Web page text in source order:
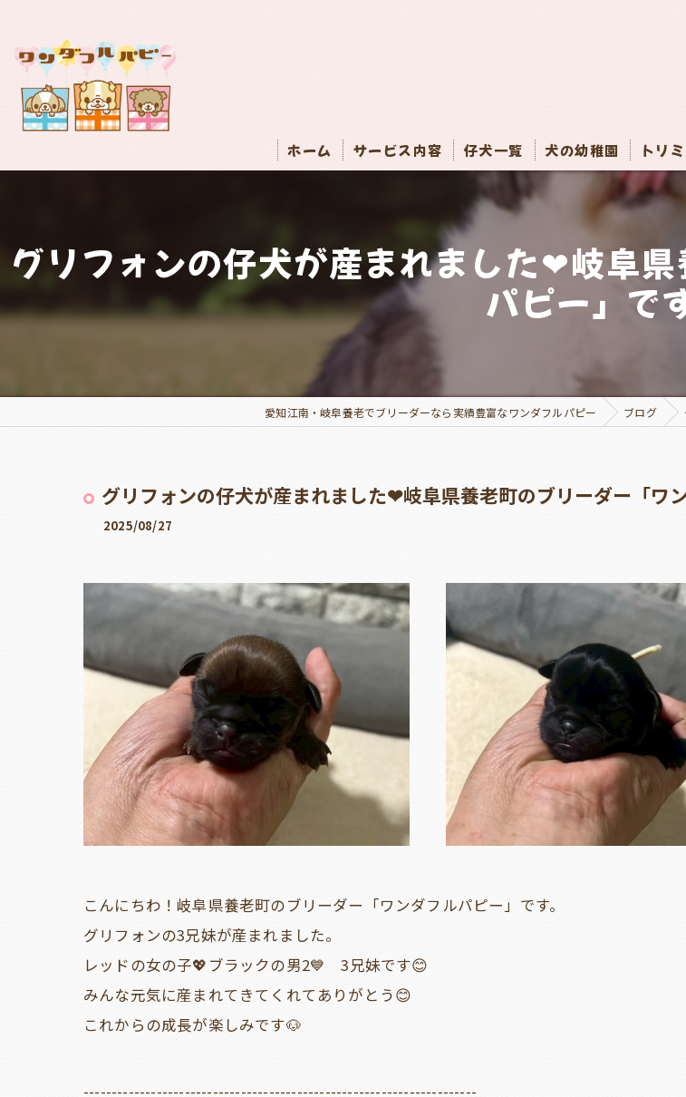
ホーム サービス内容 仔犬一覧 犬の幼稚園 トリ
グリフォンの仔犬が産まれました❤岐阜
パピー」で
愛知江南・岐阜養老でブリーダーなら実績豊富なワンダフルパピー ブログ
グリフォンの仔犬が産まれました❤岐阜県養老町のブリーダー「ワ
2025/08/27
こんにちわ！岐阜県養老町のブリーダー「ワンダフルパピー」です。
グリフォンの3兄妹が産まれました。
レッドの女の子💖ブラックの男2💙 3兄妹です😊
みんな元気に産まれてきてくれてありがとう😊
これからの成長が楽しみです🐶
----------------------------------------------------------------------